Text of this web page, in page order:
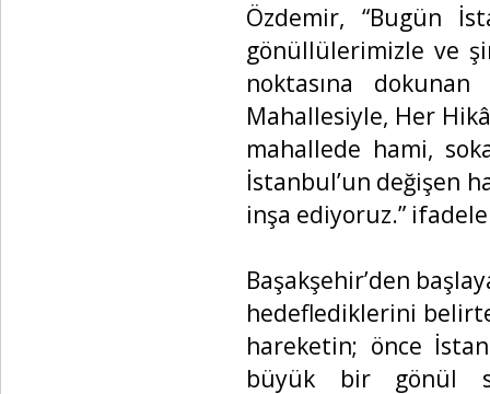
Özdemir, “Bugün
gönüllülerimizle ve
noktasına
Mahallesiyle, Her
mahallede hami,
İstanbul’un değişen
inşa ediyoruz.”
Başakşehir’den
hedeflediklerini
hareketin; önce
büyük bir gönül